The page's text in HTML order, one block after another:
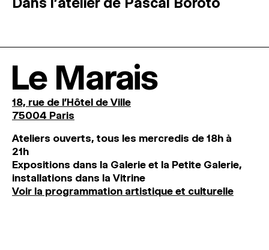
Le Marais
18, rue de l'Hôtel de Ville
75004 Paris
Ateliers ouverts, tous les mercredis de 18h à
21h
Expositions dans la Galerie et la Petite Galerie,
installations dans la Vitrine
Voir la programmation artistique et culturelle